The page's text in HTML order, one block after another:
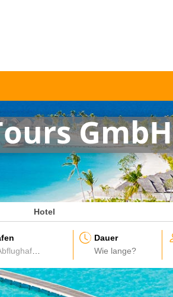
GmbH
Hotel
Dauer